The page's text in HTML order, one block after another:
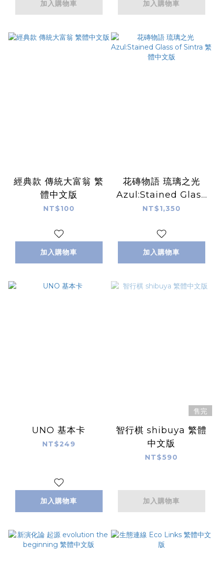
加入購物車 加入購物車
經典款 傳統大富翁 繁
體中文版
NT$100
加入購物車
花磚物語 琉璃之光
Azul:Stained Glass
of Sintra 繁體中文版
NT$1,350
加入購物車
UNO 基本卡
NT$249
加入購物車
售完
智行棋 shibuya 繁體
中文版
NT$590
加入購物車